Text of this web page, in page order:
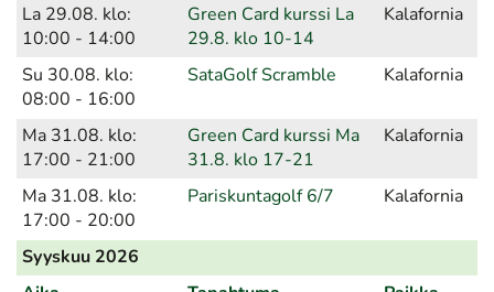
La 29.08. klo:
10:00 - 14:00
Green Card kurssi La
29.8. klo 10-14
Kalafornia
Su 30.08. klo:
08:00 - 16:00
SataGolf Scramble Kalafornia
Ma 31.08. klo:
17:00 - 21:00
Green Card kurssi Ma
31.8. klo 17-21
Kalafornia
Ma 31.08. klo:
17:00 - 20:00
Pariskuntagolf 6/7 Kalafornia
Syyskuu 2026